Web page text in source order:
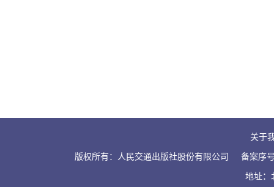
关于
版权所有：人民交通出版社股份有限公司
备案序
地址：